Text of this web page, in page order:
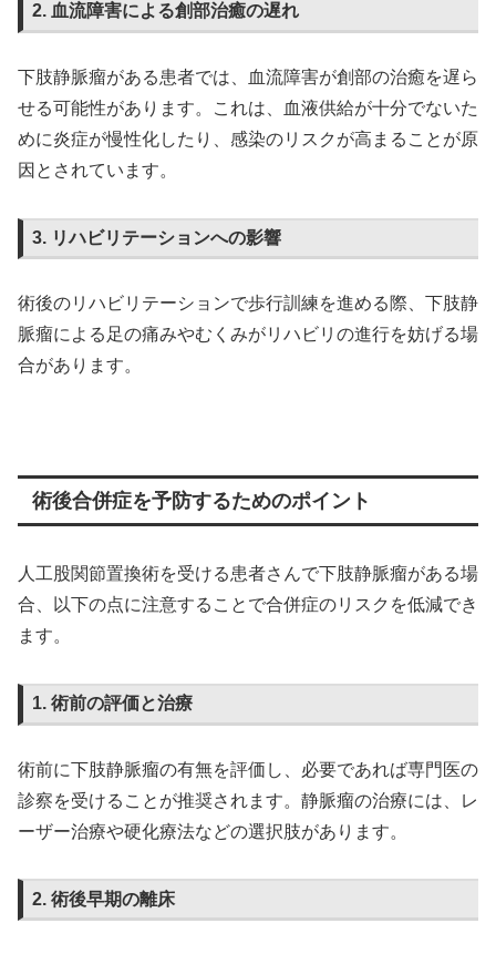
2. 血流障害による創部治癒の遅れ
下肢静脈瘤がある患者では、血流障害が創部の治癒を遅ら
せる可能性があります。これは、血液供給が十分でないた
めに炎症が慢性化したり、感染のリスクが高まることが原
因とされています。
3. リハビリテーションへの影響
術後のリハビリテーションで歩行訓練を進める際、下肢静
脈瘤による足の痛みやむくみがリハビリの進行を妨げる場
合があります。
術後合併症を予防するためのポイント
人工股関節置換術を受ける患者さんで下肢静脈瘤がある場
合、以下の点に注意することで合併症のリスクを低減でき
ます。
1. 術前の評価と治療
術前に下肢静脈瘤の有無を評価し、必要であれば専門医の
診察を受けることが推奨されます。静脈瘤の治療には、レ
ーザー治療や硬化療法などの選択肢があります。
2. 術後早期の離床